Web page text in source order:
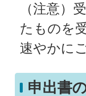
（注意）
たものを
速やかに
申出書